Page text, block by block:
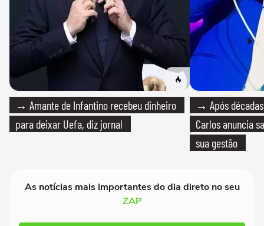
→ Amante de Infantino recebeu dinheiro
para deixar Uefa, diz jornal
→ Após
Carlos anuncia
sua gestão
As notícias mais importantes do dia direto no seu
ZAP